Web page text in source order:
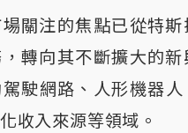
關注的焦點已從特斯
轉向其不斷擴大的新
駛網路、人形機器人
收入來源等領域。